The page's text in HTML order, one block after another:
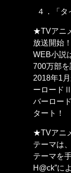
４．「タ
★TVアニ
放送開始！
WEB小説
700万部を
2018年1
ーロード
バーロー
タート！
★TVアニ
テーマは
テーマを
H@ck”に